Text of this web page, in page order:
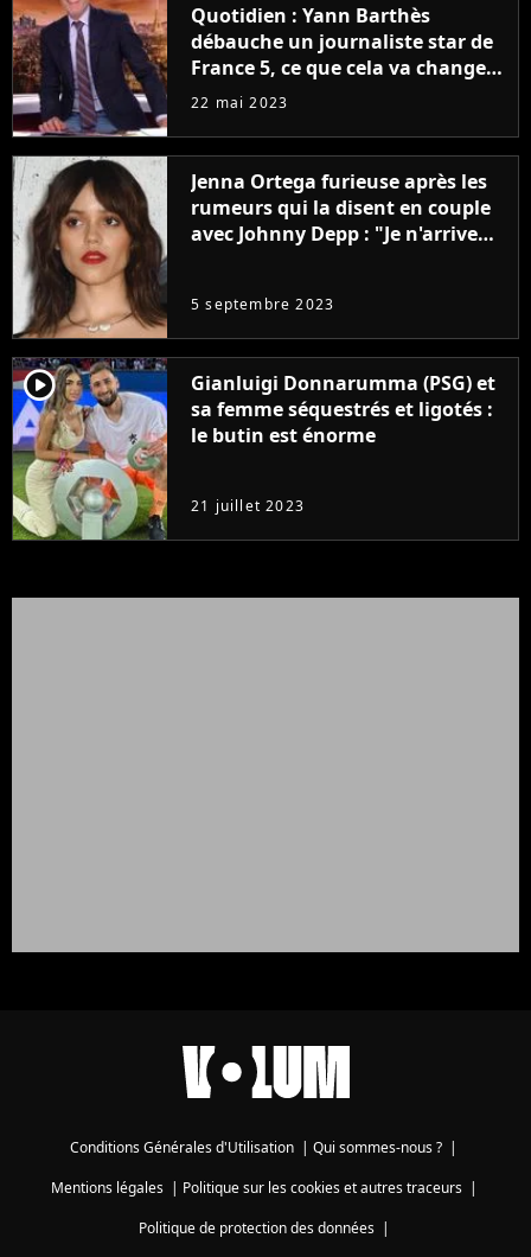
Quotidien : Yann Barthès
débauche un journaliste star de
France 5, ce que cela va changer
à la rentrée
22 mai 2023
Jenna Ortega furieuse après les
rumeurs qui la disent en couple
avec Johnny Depp : "Je n'arrive
5 septembre 2023
player2
Gianluigi Donnarumma (PSG) et
sa femme séquestrés et ligotés :
le butin est énorme
21 juillet 2023
Conditions Générales d'Utilisation Qui sommes-nous ?
Mentions légales| Politique sur les cookies et autres traceurs|
Politique de protection des données|